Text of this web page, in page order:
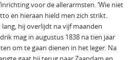
voor de allerarmsten. ‘Wie niet
en hieraan hield men zich strikt.
hij overlijdt na vijf maanden
mag in augustus 1838 na tien jaar
om te gaan dienen in het leger. Na